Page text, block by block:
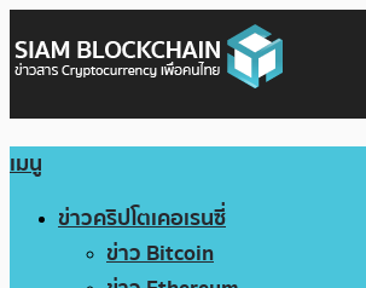
เมนู
ข่าวคริปโตเคอเรนซี่
ข่าว Bitcoin